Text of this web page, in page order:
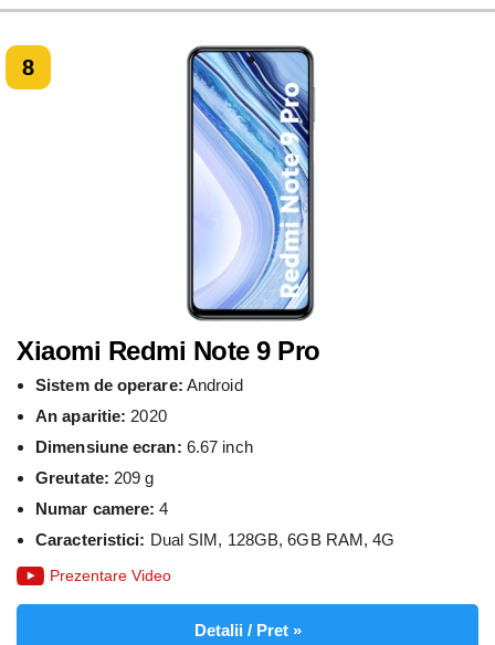
8
Xiaomi Redmi Note 9 Pro
Sistem de operare: Android
An aparitie: 2020
Dimensiune ecran: 6.67 inch
Greutate: 209 g
Numar camere: 4
Caracteristici: Dual SIM, 128GB, 6GB RAM, 4G
Prezentare Video
Detalii / Pret »